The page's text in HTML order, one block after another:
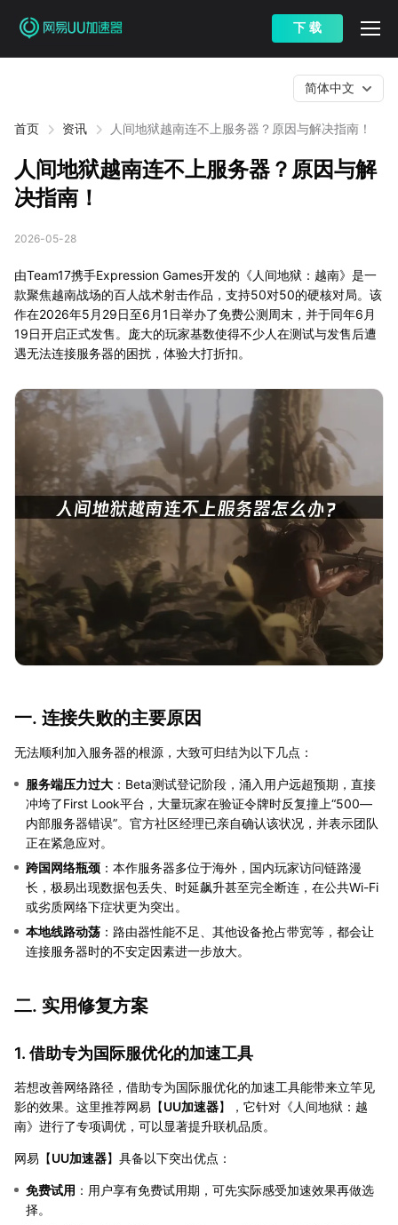
下 载
首页 资讯 人间地狱越南连不上服务器？原因与解决指南！
简体中文
人间地狱越南连不上服务器？原因与解
决指南！
2026-05-28
由Team17携手Expression Games开发的《人间地狱：越南》是一
款聚焦越南战场的百人战术射击作品，支持50对50的硬核对局。该
作在2026年5月29日至6月1日举办了免费公测周末，并于同年6月
19日开启正式发售。庞大的玩家基数使得不少人在测试与发售后遭
遇无法连接服务器的困扰，体验大打折扣。
一. 连接失败的主要原因
无法顺利加入服务器的根源，大致可归结为以下几点：
服务端压力过大 ：Beta测试登记阶段，涌入用户远超预期，直接
冲垮了First Look平台，大量玩家在验证令牌时反复撞上“500—
内部服务器错误”。官方社区经理已亲自确认该状况，并表示团队
正在紧急应对。
跨国网络瓶颈 ：本作服务器多位于海外，国内玩家访问链路漫
长，极易出现数据包丢失、时延飙升甚至完全断连，在公共Wi-Fi
或劣质网络下症状更为突出。
本地线路动荡 ：路由器性能不足、其他设备抢占带宽等，都会让
连接服务器时的不安定因素进一步放大。
二. 实用修复方案
1. 借助专为国际服优化的加速工具
若想改善网络路径，借助专为国际服优化的加速工具能带来立竿见
影的效果。这里推荐网易【UU加速器】，它针对《人间地狱：越
南》进行了专项调优，可以显著提升联机品质。
网易【UU加速器】具备以下突出优点：
免费试用 ：用户享有免费试用期，可先实际感受加速效果再做选
择。